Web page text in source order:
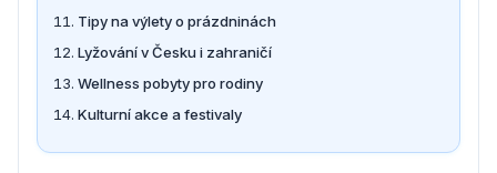
Tipy na výlety o prázdninách
Lyžování v Česku i zahraničí
Wellness pobyty pro rodiny
Kulturní akce a festivaly